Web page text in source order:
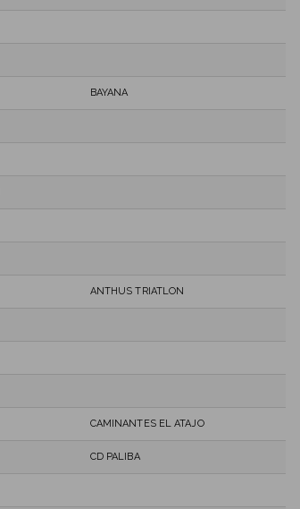
BAYANA
ANTHUS TRIATLON
CAMINANTES EL ATAJO
CD PALIBA